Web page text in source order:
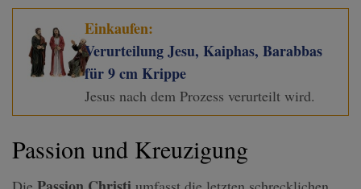
Einkaufen:
Verurteilung Jesu, Kaiphas, Barabbas
für 9 cm Krippe
Jesus nach dem Prozess verurteilt wird.
Passion und Kreuzigung